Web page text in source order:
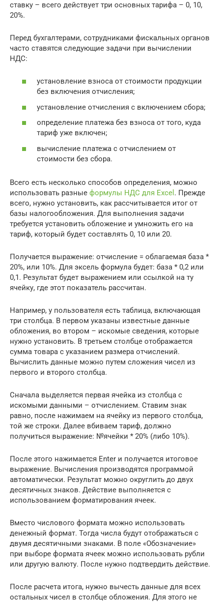
ставку – всего действует три основных тарифа – 0, 10,
20%.
Перед бухгалтерами, сотрудниками фискальных органов
часто ставятся следующие задачи при вычислении
НДС:
установление взноса от стоимости продукции
без включения отчисления;
установление отчисления с включением сбора;
определение платежа без взноса от того, куда
тариф уже включен;
вычисление платежа с отчислением от
стоимости без сбора.
Всего есть несколько способов определения, можно
использовать разные формулы НДС для Excel . Прежде
всего, нужно установить, как рассчитывается итог от
базы налогообложения. Для выполнения задачи
требуется установить обложение и умножить его на
тариф, который будет составлять 0, 10 или 20.
Получается выражение: отчисление = облагаемая база *
20%, или 10%. Для эксель формула будет: база * 0,2 или
0,1. Результат будет выражением или ссылкой на ту
ячейку, где этот показатель рассчитан.
Например, у пользователя есть таблица, включающая
три столбца. В первом указаны известные данные
обложения, во втором – искомые сведения, которые
нужно установить. В третьем столбце отображается
сумма товара с указанием размера отчислений.
Вычислить данные можно путем сложения чисел из
первого и второго столбца.
Сначала выделяется первая ячейка из столбца с
искомыми данными – отчислением. Ставим знак
равно, после нажимаем на ячейку из первого столбца,
той же строки. Далее вбиваем тариф, должно
получиться выражение: №ячейки * 20% (либо 10%).
После этого нажимается Enter и получается итоговое
выражение. Вычисления производятся программой
автоматически. Результат можно округлить до двух
десятичных знаков. Действие выполняется с
использованием форматирования ячеек.
Вместо числового формата можно использовать
денежный формат. Тогда числа будут отображаться с
двумя десятичными знаками. В поле «Обозначение»
при выборе формата ячеек можно использовать рубли
или другую валюту. После нужно подтвердить действие.
После расчета итога, нужно вычесть данные для всех
остальных чисел в столбце обложения. Для этого не